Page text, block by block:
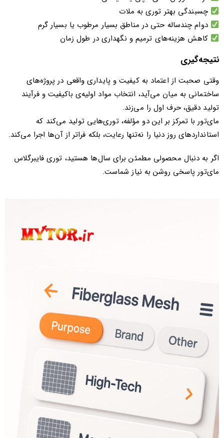
چسبندگی بهتر توری به ملات
دوام چندساله حتی در مناطق بسیار مرطوب یا بسیار گرم
کاهش هزینه‌های ترمیم و نگهداری در طول زمان
نتیجه‌گیری
وقتی صحبت از اعتماد به کیفیت و پایداری واقعی در پروژه‌های
ساختمانی به میان می‌آید، انتخاب مواد اولیه‌ی باکیفیت و فرآیند
تولید دقیق، حرف اول را می‌زند.
مای‌تور با تمرکز بر این دو مؤلفه، توری‌هایی تولید می‌کند که
استانداردهای روز دنیا را نه‌تنها رعایت، بلکه فراتر از آن‌ها اجرا می‌کند.
اگر به دنبال محصولی مطمئن برای سال‌ها هستید، توری فایبرگلاس
مای‌تور پاسخی روشن به نیاز شماست.